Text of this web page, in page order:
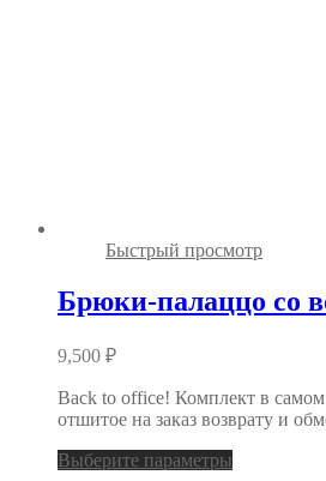
Быстрый просмотр
Брюки-палаццо со
9,500 ₽
Back to office! Комплект в самом
отшитое на заказ возврату и
Выберите параметры